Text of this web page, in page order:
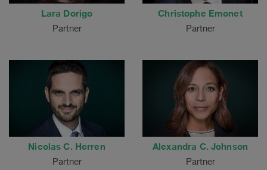
Lara Dorigo
Partner
Christophe Emonet
Partner
Nicolas C. Herren
Partner
Alexandra C. Johnson
Partner